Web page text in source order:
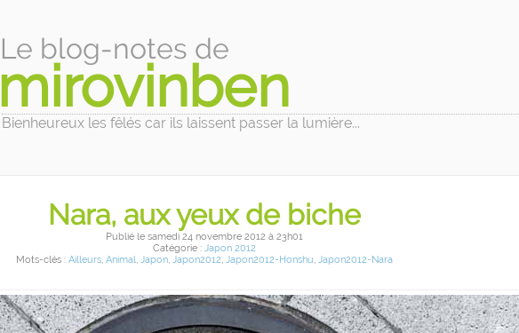
Le blog-notes de
mirovinben
Bienheureux les fêlés car ils laissent passer la lumière...
Nara, aux yeux de biche
Publié le samedi 24 novembre 2012 à 23h01
Catégorie : Japon 2012
Mots-clés : Ailleurs, Animal, Japon, Japon2012, Japon2012-Honshu, Japon2012-Nara